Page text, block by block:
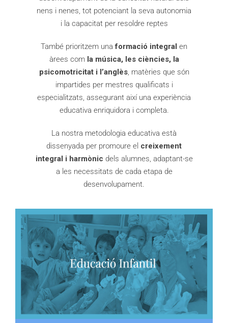
nens i nenes, tot potenciant la seva autonomia
i la capacitat per resoldre reptes
També prioritzem unaformació integral en
àrees com la música, les ciències, la
psicomotricitat i l’anglès, matèries que són
impartides per mestres qualificats i
especialitzats, assegurant així una experiència
educativa enriquidora i completa.
La nostra metodologia educativa està
dissenyada per promoure el creixement
integral i harmònic dels alumnes, adaptant-se
a les necessitats de cada etapa de
desenvolupament.